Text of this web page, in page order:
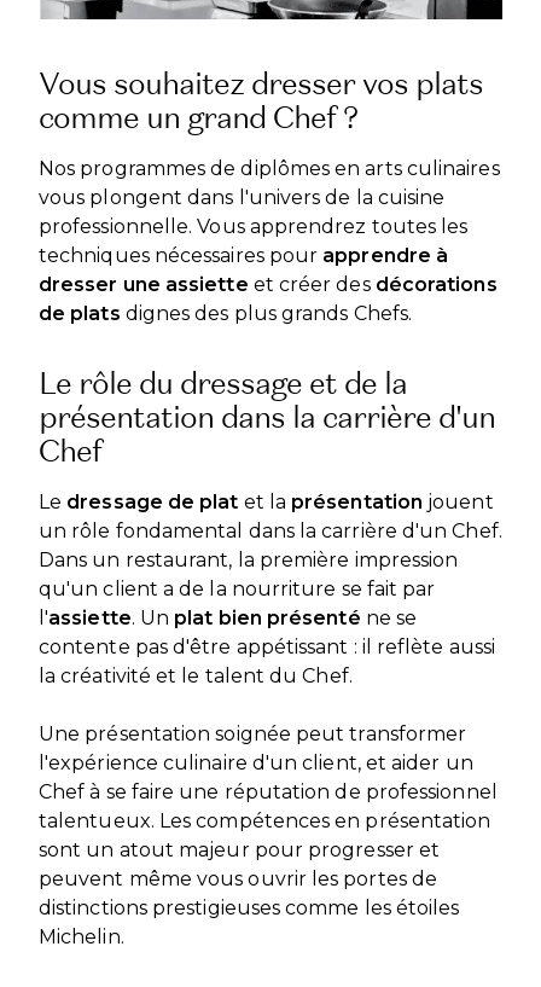
Vous souhaitez dresser vos plats
comme un grand Chef ?
Nos programmes de diplômes en arts culinaires
vous plongent dans l'univers de la cuisine
professionnelle. Vous apprendrez toutes les
techniques nécessaires pour apprendre à
dresser une assiette et créer des décorations
de plats dignes des plus grands Chefs.
Le rôle du dressage et de la
présentation dans la carrière d'un
Chef
Le dressage de plat et la présentation jouent
un rôle fondamental dans la carrière d'un Chef.
Dans un restaurant, la première impression
qu'un client a de la nourriture se fait par
l'assiette. Un plat bien présenté ne se
contente pas d'être appétissant : il reflète aussi
la créativité et le talent du Chef.
Une présentation soignée peut transformer
l'expérience culinaire d'un client, et aider un
Chef à se faire une réputation de professionnel
talentueux. Les compétences en présentation
sont un atout majeur pour progresser et
peuvent même vous ouvrir les portes de
distinctions prestigieuses comme les étoiles
Michelin.